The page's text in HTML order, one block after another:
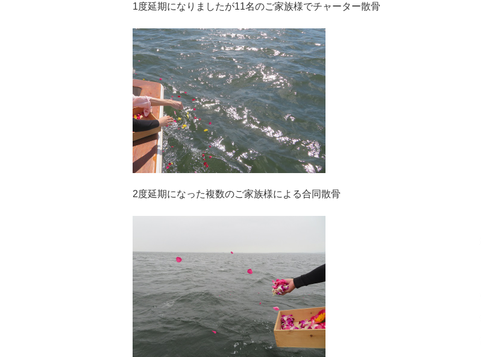
1度延期になりましたが11名のご家族様でチャーター散骨
2度延期になった複数のご家族様による合同散骨